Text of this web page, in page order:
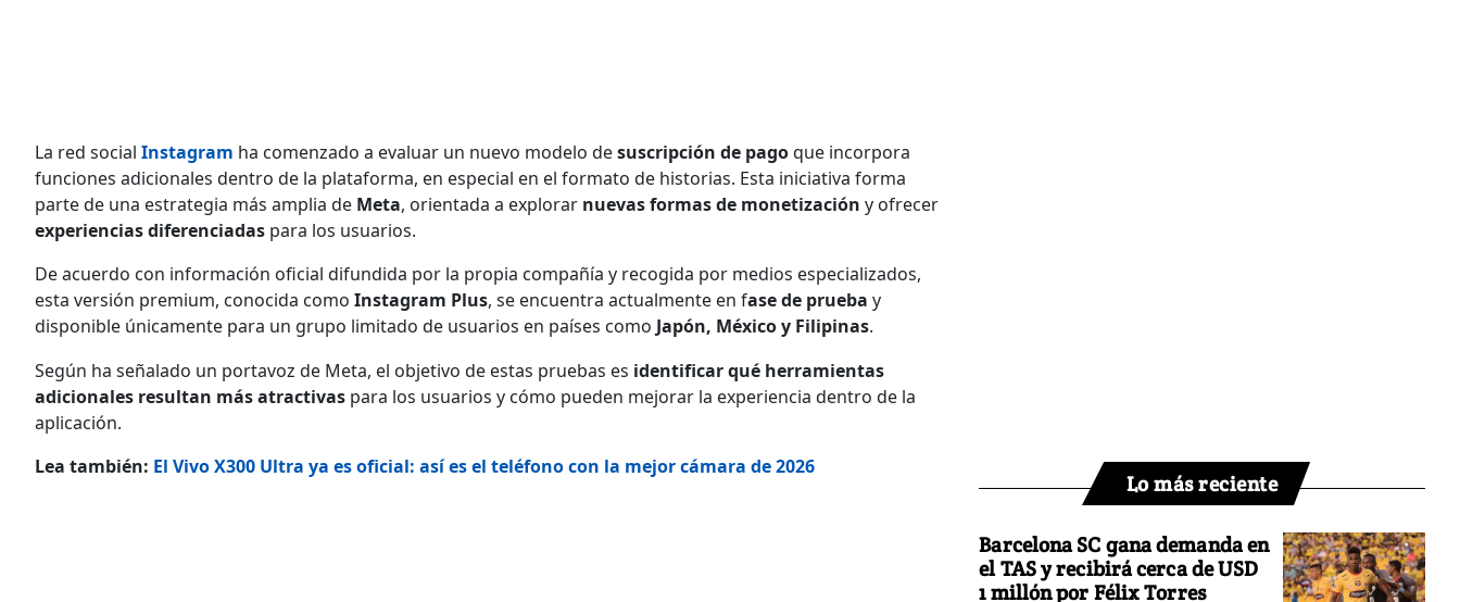
La red social Instagram ha comenzado a evaluar un nuevo modelo desuscripción de pagoque incorpora
funciones adicionales dentro de la plataforma, en especial en el formato de historias. Esta iniciativa forma
parte de una estrategia más amplia de Meta, orientada a explorar nuevas formas de monetización y ofrecer
experiencias diferenciadas para los usuarios.
De acuerdo con información oficial difundida por la propia compañía y recogida por medios especializados,
esta versión premium, conocida como Instagram Plus, se encuentra actualmente en fase de prueba y
disponible únicamente para un grupo limitado de usuarios en países como Japón, México y Filipinas.
Según ha señalado un portavoz de Meta, el objetivo de estas pruebas es identificar qué herramientas
adicionales resultan más atractivas para los usuarios y cómo pueden mejorar la experiencia dentro de la
aplicación.
Lea también: El Vivo X300 Ultra ya es oficial: así es el teléfono con la mejor cámara de 2026
Lo más reciente
Barcelona SC gana demanda en
el TAS y recibirá cerca de USD
1 millón por Félix Torres